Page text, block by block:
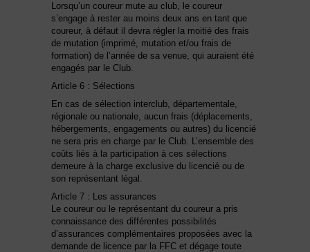
Lorsqu’un coureur mute au club, le coureur
s’engage à rester au moins deux ans en tant que
coureur, à défaut il devra régler la moitié des frais
de mutation (imprimé, mutation et/ou frais de
formation) de l’année de sa venue, qui auraient été
engagés par le Club.
Article 6 : Sélections
En cas de sélection interclub, départementale,
régionale ou nationale, aucun frais (déplacements,
hébergements, engagements ou autres) du licencié
ne sera pris en charge par le Club. L’ensemble des
coûts liés à la participation à ces sélections
demeure à la charge exclusive du licencié ou de
son représentant légal.
Article 7 : Les assurances
Le coureur ou le représentant du coureur a pris
connaissance des différentes possibilités
d’assurances complémentaires proposées avec la
demande de licence par la FFC et dégage toute